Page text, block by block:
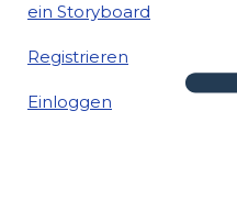
ein Storyboard
Registrieren
Einloggen